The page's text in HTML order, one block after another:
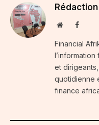
Rédaction
Website
Financial
et
quotidienne
finance